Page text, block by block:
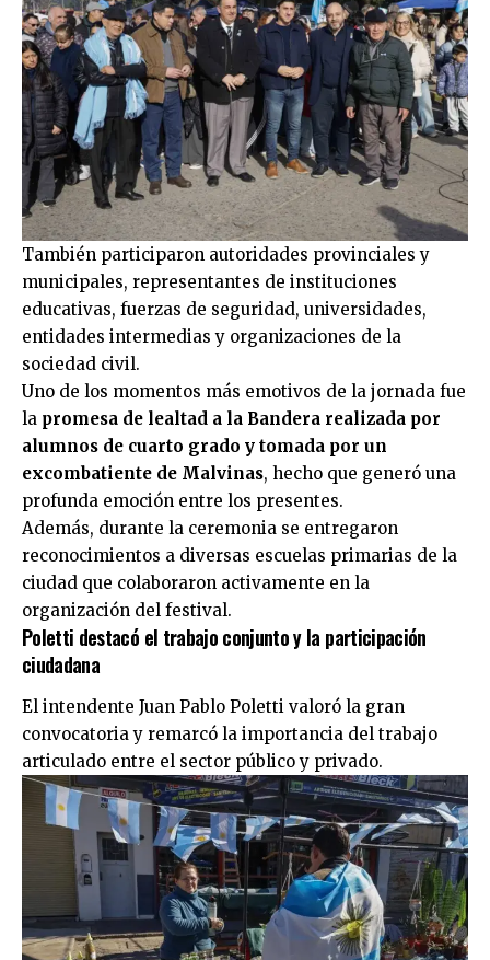
También participaron autoridades provinciales y
municipales, representantes de instituciones
educativas, fuerzas de seguridad, universidades,
entidades intermedias y organizaciones de la
sociedad civil.
Uno de los momentos más emotivos de la jornada fue
la promesa de lealtad a la Bandera realizada por
alumnos de cuarto grado y tomada por un
excombatiente de Malvinas, hecho que generó una
profunda emoción entre los presentes.
Además, durante la ceremonia se entregaron
reconocimientos a diversas escuelas primarias de la
ciudad que colaboraron activamente en la
organización del festival.
Poletti destacó el trabajo conjunto y la participación
ciudadana
El intendente Juan Pablo Poletti valoró la gran
convocatoria y remarcó la importancia del trabajo
articulado entre el sector público y privado.